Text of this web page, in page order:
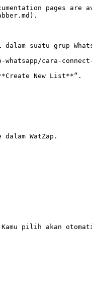
pages are
suatu grup
cara-connect-
New List**“.
WatZap.
pilih akan